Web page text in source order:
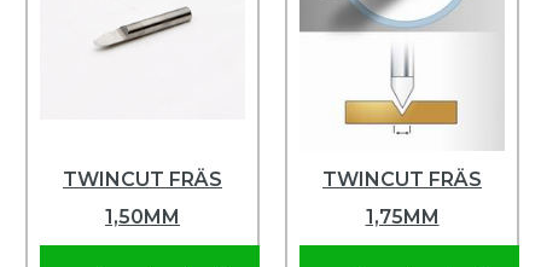
TWINCUT FRÄS
1,50MM
TWINCUT FRÄS
1,75MM